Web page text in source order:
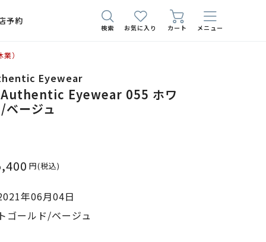
予約
検索 お気に入り カート メニュー
）
Eyewear
Eyewear 055 ホワ
ベージュ
円(税込)
年06月04日
ゴールド/ベージュ